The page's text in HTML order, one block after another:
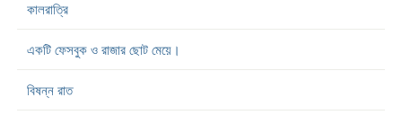
কালরাত্রি
একটি ফেসবুক ও রাজার ছোট মেয়ে।
বিষন্ন রাত